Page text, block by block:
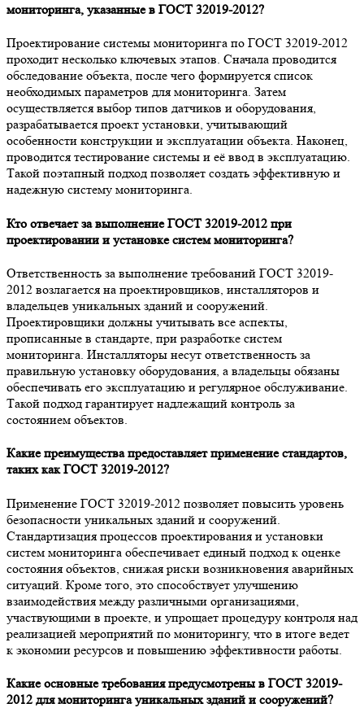
мониторинга, указанные в ГОСТ 32019-2012?
Проектирование системы мониторинга по ГОСТ 32019-2012
проходит несколько ключевых этапов. Сначала проводится
обследование объекта, после чего формируется список
необходимых параметров для мониторинга. Затем
осуществляется выбор типов датчиков и оборудования,
разрабатывается проект установки, учитывающий
особенности конструкции и эксплуатации объекта. Наконец,
проводится тестирование системы и её ввод в эксплуатацию.
Такой поэтапный подход позволяет создать эффективную и
надежную систему мониторинга.
Кто отвечает за выполнение ГОСТ 32019-2012 при
проектировании и установке систем мониторинга?
Ответственность за выполнение требований ГОСТ 32019-
2012 возлагается на проектировщиков, инсталляторов и
владельцев уникальных зданий и сооружений.
Проектировщики должны учитывать все аспекты,
прописанные в стандарте, при разработке систем
мониторинга. Инсталляторы несут ответственность за
правильную установку оборудования, а владельцы обязаны
обеспечивать его эксплуатацию и регулярное обслуживание.
Такой подход гарантирует надлежащий контроль за
состоянием объектов.
Какие преимущества предоставляет применение стандартов,
таких как ГОСТ 32019-2012?
Применение ГОСТ 32019-2012 позволяет повысить уровень
безопасности уникальных зданий и сооружений.
Стандартизация процессов проектирования и установки
систем мониторинга обеспечивает единый подход к оценке
состояния объектов, снижая риски возникновения аварийных
ситуаций. Кроме того, это способствует улучшению
взаимодействия между различными организациями,
участвующими в проекте, и упрощает процедуру контроля над
реализацией мероприятий по мониторингу, что в итоге ведет
к экономии ресурсов и повышению эффективности работы.
Какие основные требования предусмотрены в ГОСТ 32019-
2012 для мониторинга уникальных зданий и сооружений?